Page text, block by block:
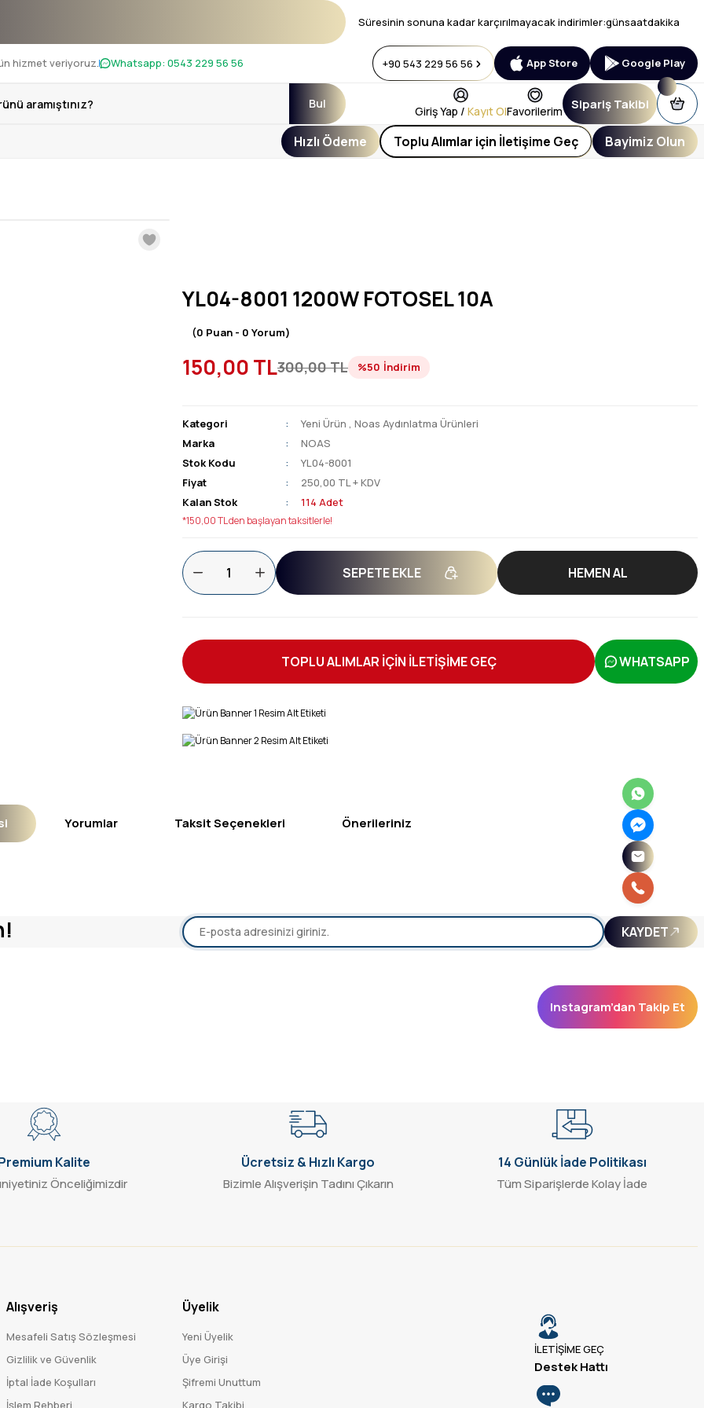
! Süresinin sonuna kadar karçırılmayacak indirimler:günsaatdakika
hizmet veriyoruz. Whatsapp: 0543 229 56 56 +90 543 229 56 56 App Store Google Play
Bul
Giriş Yap / Kayıt OlFavorilerim Sipariş Takibi
Hızlı Ödeme Toplu Alımlar için İletişime Geç Bayimiz Olun
YL04-8001 1200W FOTOSEL 10A
(0 Puan - 0 Yorum)
150,00 TL300,00 TL %50 İndirim
Kategori Yeni Ürün ,Noas Aydınlatma Ürünleri
Marka
NOAS
Stok Kodu
YL04-8001
Fiyat
250,00 TL + KDV
Kalan Stok
114 Adet
*150,00 TL den başlayan taksitlerle!
SEPETE EKLE HEMEN AL
TOPLU ALIMLAR İÇİN İLETİŞİME GEÇ WHATSAPP
Yorumlar Taksit Seçenekleri Önerileriniz
Bu ürüne ilk yorumu siz yapın! KAYDET
Instagram’dan Takip Et
Kalite
Önceliğimizdir
Ücretsiz & Hızlı Kargo
Bizimle Alışverişin Tadını Çıkarın
14 Günlük İade Politikası
Tüm Siparişlerde Kolay İade
Alışveriş
Mesafeli Satış Sözleşmesi
Gizlilik ve Güvenlik
İptal İade Koşulları
İşlem Rehberi
Üyelik
Yeni Üyelik
Üye Girişi
Şifremi Unuttum
Kargo Takibi
İLETİŞİME GEÇ
Destek Hattı